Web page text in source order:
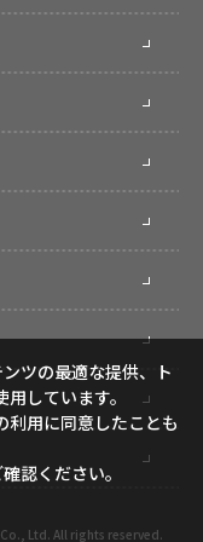
Ltd. All rights reserved.
ツの最適な提供、ト
しています。
用に同意したことも
認ください。